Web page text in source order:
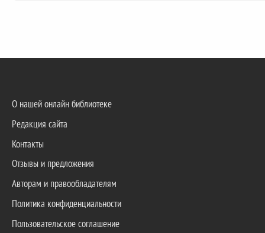
О нашей онлайн библиотеке
Редакция сайта
Контакты
Отзывы и предложения
Авторам и правообладателям
Политика конфиденциальности
Пользовательское соглашение